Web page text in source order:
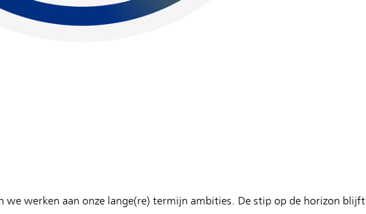
werken aan onze lange(re) termijn ambities. De stip op de horizon blijft